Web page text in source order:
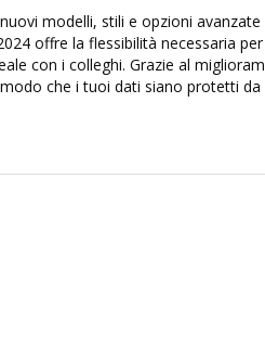
modelli, stili e opzioni
offre la flessibilità necessaria
con i colleghi. Grazie al
che i tuoi dati siano protetti